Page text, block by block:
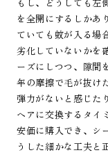
を全開にするしかあ
ていても蚊が入る場
劣化していないかを
ーズにしつつ、隙間
年の摩擦で毛が抜け
弾力がないと感じた
ヘアに交換するタイ
安価に購入でき、シ
うした細かな工夫と